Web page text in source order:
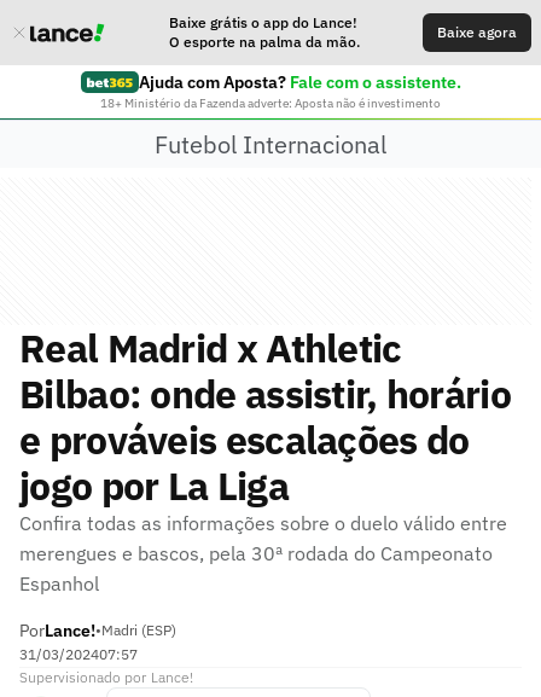
Baixe grátis o app do Lance!
O esporte na palma da mão.
Baixe agora
Ajuda com Aposta? Fale com o assistente.
18+ Ministério da Fazenda adverte: Aposta não é investimento
Futebol Internacional
Real Madrid x Athletic
Bilbao: onde assistir, horário
e prováveis escalações do
jogo por La Liga
Confira todas as informações sobre o duelo válido entre
merengues e bascos, pela 30ª rodada do Campeonato
Espanhol
PorLance!•Madri (ESP)
31/03/202407:57
Supervisionado por Lance!